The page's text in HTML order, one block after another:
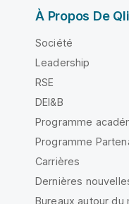
À Propos De
Société
Leadership
RSE
DEI&B
Programme
Programme
Carrières
Dernières
Bureaux autour